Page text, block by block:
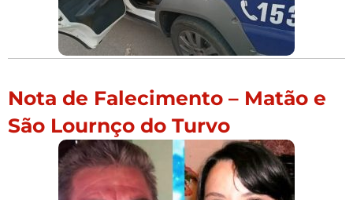
Nota de Falecimento – Matão e
São Lournço do Turvo